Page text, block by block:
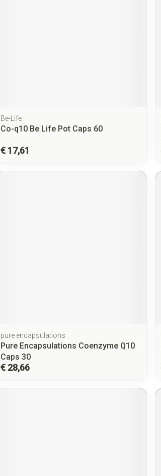
Be-Life
Co-q10 Be Life Pot Caps 60
€ 17,61
pure encapsulations
Pure Encapsulations Coenzyme Q10
Caps 30
€ 28,66